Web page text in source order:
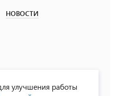
НОВОСТИ
улучшения работы